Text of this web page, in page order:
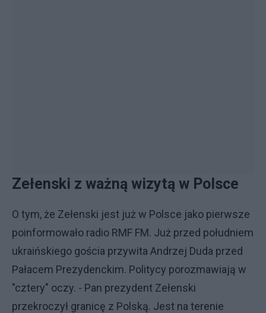
Zełenski z ważną wizytą w Polsce
O tym, że Zełenski jest już w Polsce jako pierwsze
poinformowało radio RMF FM. Już przed południem
ukraińskiego gościa przywita Andrzej Duda przed
Pałacem Prezydenckim. Politycy porozmawiają w
"cztery" oczy. - Pan prezydent Zełenski
przekroczył granicę z Polską. Jest na terenie